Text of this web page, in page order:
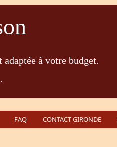
à votre budget.
FAQ CONTACT GIRONDE